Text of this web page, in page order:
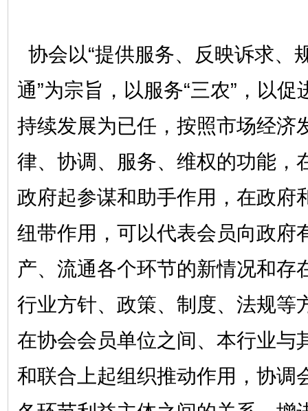
协会以“提供服务、反映诉求、
通”为宗旨，以服务“三农”，以
持续发展为已任，按照市场经济
律、协调、服务、维权的功能，
政府起参谋和助手作用，在政府
纽带作用，可以代表会员向政府
产、流通各个环节的新情况和存
行业方针、政策、制度、法规等
在协会会员单位之间、本行业与
和联合上起组织推动作用，协调